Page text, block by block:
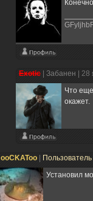
Exotic Забанен |
Что
окажет.
ooCKAToo
Пользователь
Установил